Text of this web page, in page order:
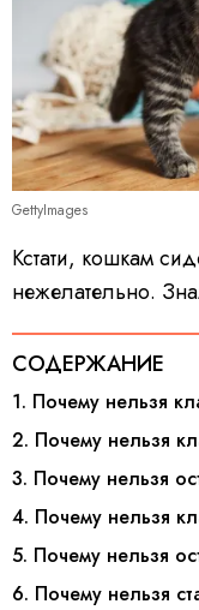
GettyImages
Кстати, кошкам
нежелательно.
СОДЕРЖАНИЕ
1. Почему нельзя
2. Почему нельзя
3. Почему нельзя
4. Почему нельзя
5. Почему нельзя
6. Почему нельзя